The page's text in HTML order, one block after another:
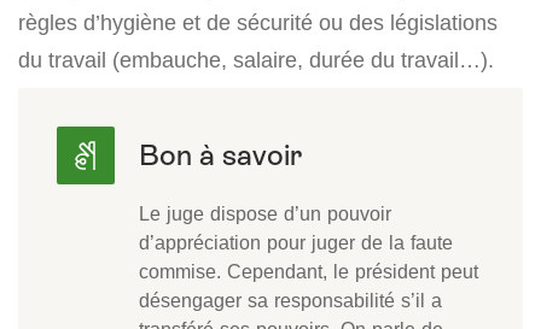
règles d’hygiène et de sécurité ou des législations
du travail (embauche, salaire, durée du travail…).
Le juge dispose d’un pouvoir
d’appréciation pour juger de la faute
commise. Cependant, le président peut
désengager sa responsabilité s’il a